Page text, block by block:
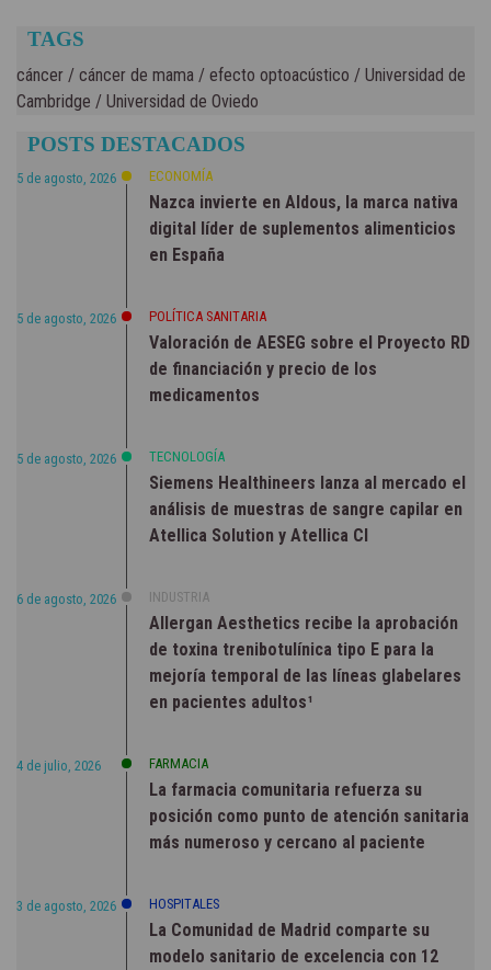
TAGS
cáncer / cáncer de mama / efecto optoacústico / Universidad de
Cambridge / Universidad de Oviedo
POSTS DESTACADOS
5 de agosto, 2026 ECONOMÍA
Nazca invierte en Aldous, la marca nativa
digital líder de suplementos alimenticios
en España
5 de agosto, 2026 POLÍTICA SANITARIA
Valoración de AESEG sobre el Proyecto RD
de financiación y precio de los
medicamentos
5 de agosto, 2026 TECNOLOGÍA
Siemens Healthineers lanza al mercado el
análisis de muestras de sangre capilar en
Atellica Solution y Atellica CI
6 de agosto, 2026 INDUSTRIA
Allergan Aesthetics recibe la aprobación
de toxina trenibotulínica tipo E para la
mejoría temporal de las líneas glabelares
en pacientes adultos¹
4 de julio, 2026 FARMACIA
La farmacia comunitaria refuerza su
posición como punto de atención sanitaria
más numeroso y cercano al paciente
3 de agosto, 2026 HOSPITALES
La Comunidad de Madrid comparte su
modelo sanitario de excelencia con 12